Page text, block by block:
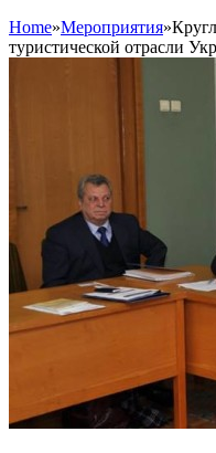
Home»Мероприятия»
туристической отрасли